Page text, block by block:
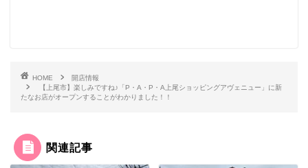
HOME
開店情報
【上尾市】楽しみですね♪「P・A・P・A上尾ショッピングアヴェニュー」に新
たなお店がオープンすることがわかりました！！
関連記事